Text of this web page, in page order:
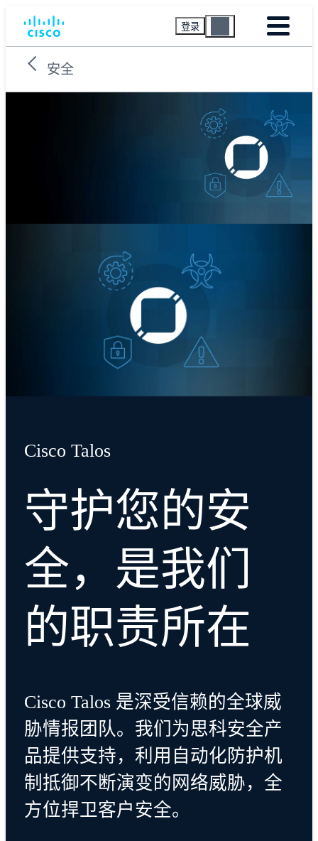
登录
安全
Cisco Talos
守护您的安
全，是我们
的职责所在
Cisco Talos 是深受信赖的全球威
胁情报团队。我们为思科安全产
品提供支持，利用自动化防护机
制抵御不断演变的网络威胁，全
方位捍卫客户安全。